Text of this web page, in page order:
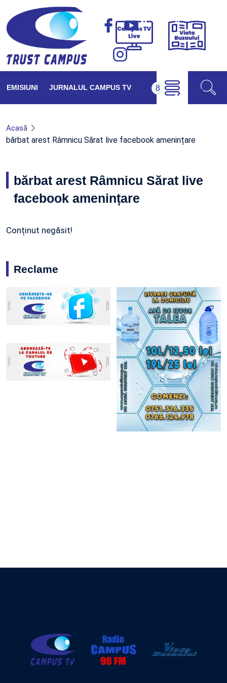
Campus
Viața
EMISIUNI JURNALUL CAMPUS TV
Acasă
bărbat arest Râmnicu Sărat live facebook amenințare
bărbat arest Râmnicu Sărat live
facebook amenințare
Conținut negăsit!
Reclame